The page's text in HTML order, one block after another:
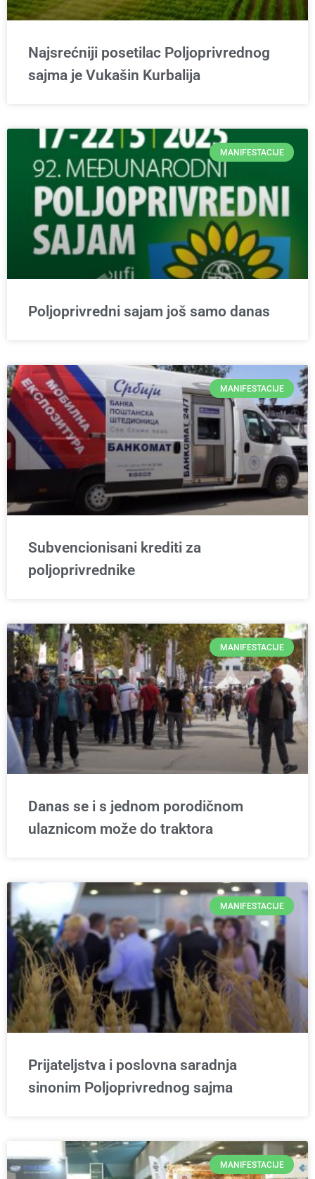
Najsrećniji posetilac Poljoprivrednog
sajma je Vukašin Kurbalija
MANIFESTACIJE
Poljoprivredni sajam još samo danas
MANIFESTACIJE
Subvencionisani krediti za
poljoprivrednike
MANIFESTACIJE
Danas se i s jednom porodičnom
ulaznicom može do traktora
MANIFESTACIJE
Prijateljstva i poslovna saradnja
sinonim Poljoprivrednog sajma
MANIFESTACIJE